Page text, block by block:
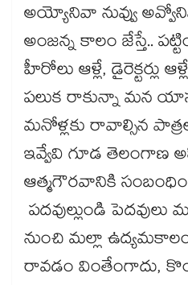
అయ్యోనివా నువ్వు
అంజన్న కాలం జేస్తే..
హీరోలు ఆళ్లే, డైరెక్టర్లు
పలుక రాకున్నా మన
మనోళ్లకు రావాల్సిన
ఇవ్వేవి గూడ తెలంగాణ
ఆత్మగౌరవానికి
పదవుల్లుండి పెదవులు
నుంచి మల్లా
రావడం వింతేంగాదు,